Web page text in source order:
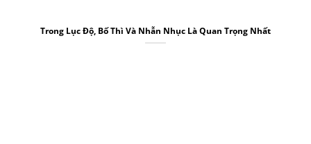
Trong Lục Độ, Bố Thì Và Nhẫn Nhục Là Quan Trọng Nhất